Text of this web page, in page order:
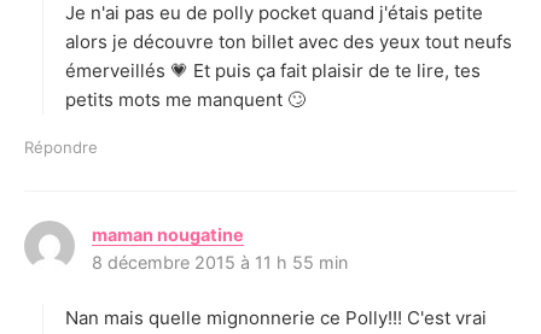
:
Je n'ai pas eu de polly pocket quand j'étais petite
alors je découvre ton billet avec des yeux tout neufs
émerveillés 💗 Et puis ça fait plaisir de te lire, tes
petits mots me manquent 🙄
Répondre
maman nougatine
i
:
8 décembre 2015 à 11 h 55 min
Nan mais quelle mignonnerie ce Polly!!! C'est vrai